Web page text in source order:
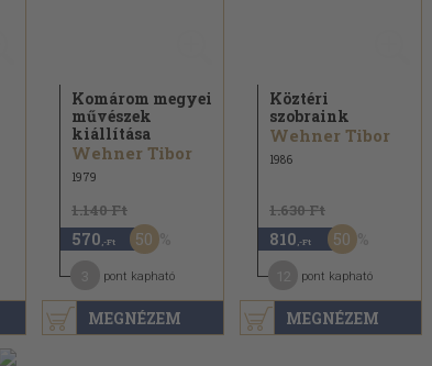
MEGNÉZEM
Komárom megyei
művészek
kiállítása
Wehner Tibor
1979
1.140 Ft
570 ,-Ft 50
pont kapható
MEGNÉZEM
Köztéri
szobraink
Wehner Tibor
1986
1.630 Ft
810 ,-Ft 50
pont kapható